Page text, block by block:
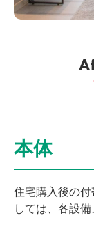
本体
住宅購入後の
しては、各設